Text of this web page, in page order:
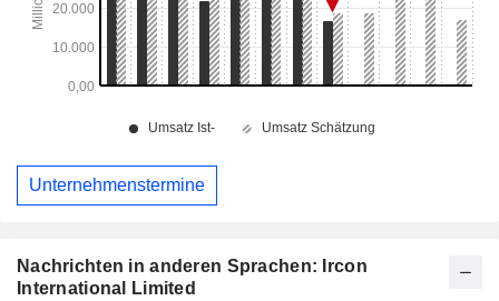
Nachrichten in anderen Sprachen: Ircon
International Limited
Unternehmenstermine